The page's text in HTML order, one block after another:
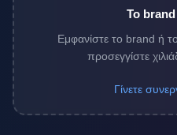
Το
Εμφανίστε το brand ή
προσεγγίστε
Γίνετε